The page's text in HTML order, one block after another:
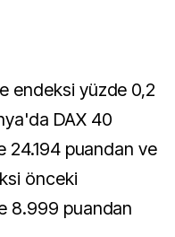
endeksi yüzde 0,2
DAX 40
24.194 puandan ve
önceki
8.999 puandan